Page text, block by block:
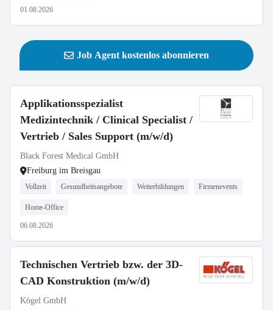
01.08.2026
Job Agent kostenlos abonnieren
Applikationsspezialist
Medizintechnik / Clinical Specialist /
Vertrieb / Sales Support (m/w/d)
Black Forest Medical GmbH
Freiburg im Breisgau
Vollzeit Gesundheitsangebote Weiterbildungen Firmenevents
Home-Office
06.08.2026
Technischen Vertrieb bzw. der 3D-
CAD Konstruktion (m/w/d)
Kögel GmbH